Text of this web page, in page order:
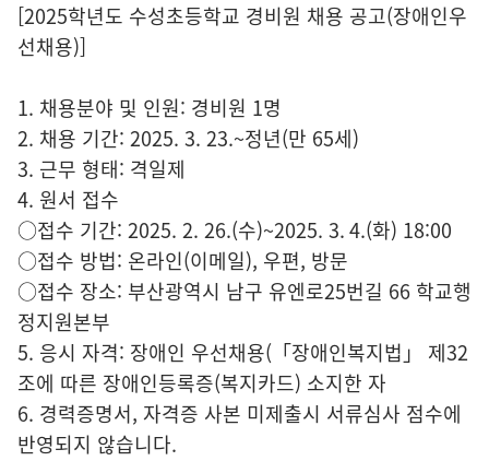
[2025학년도 수성초등학교 경비원 채용 공고(장애인우
선채용)]
1. 채용분야 및 인원: 경비원 1명
2. 채용 기간: 2025. 3. 23.~정년(만 65세)
3. 근무 형태: 격일제
4. 원서 접수
○접수 기간: 2025. 2. 26.(수)~2025. 3. 4.(화) 18:00
○접수 방법: 온라인(이메일), 우편, 방문
○접수 장소: 부산광역시 남구 유엔로25번길 66 학교행
정지원본부
5. 응시 자격: 장애인 우선채용(「장애인복지법」 제32
조에 따른 장애인등록증(복지카드) 소지한 자
6. 경력증명서, 자격증 사본 미제출시 서류심사 점수에
반영되지 않습니다.